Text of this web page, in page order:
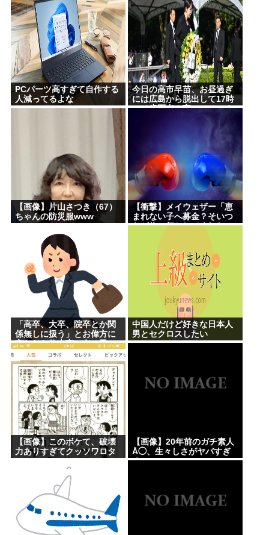
PCパーツ高すぎて自作する
人減ってるよな
今日の高市早苗、お昼過ぎ
には広島から脱出して17時
には歯医者に寄ってそのま
【画像】片山さつき（67）
ちゃんの防災服www
【衝撃】メイウェザー「恵
まれない子へ募金？そいつ
らが俺に何かしてくれたの
「高卒、大卒、院卒とか関
係無しに扱う」とお偉方に
言われた修士卒の女の子
が...
中国人だけど好きな日本人
男とセクロスしたい
【画像】このボケて、破壊
力ありすぎてクッソワロタ
【画像】20年前のガチ素人
Å◯、生々しさがヤバすぎ
る